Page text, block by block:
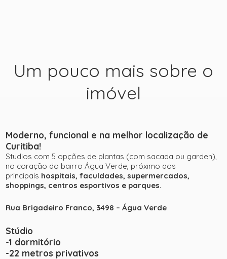
+ 23
ver mais fotos
Um pouco mais sobre o
imóvel
Moderno, funcional e na melhor localização de
Curitiba!
Studios com 5 opções de plantas (com sacada ou garden),
no coração do bairro Água Verde, próximo aos
principais hospitais, faculdades, supermercados,
shoppings, centros esportivos e parques.
Rua Brigadeiro Franco, 3498 – Água Verde
Stúdio
-1 dormitório
-22 metros privativos